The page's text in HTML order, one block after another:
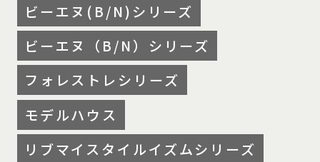
ビーエヌ(B/N)シリーズ
ビーエヌ（B/N）シリーズ
フォレストレシリーズ
モデルハウス
リブマイスタイルイズムシリーズ